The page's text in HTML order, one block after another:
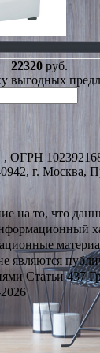
22320 руб.
выгодных
ОГРН
г. Москва,
на то, что
являются
Статьи 437